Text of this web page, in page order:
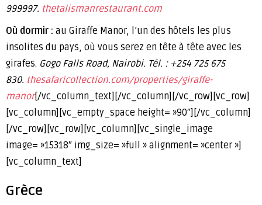
999997. thetalismanrestaurant.com
Où dormir : au Giraffe Manor, l’un des hôtels les plus
insolites du pays, où vous serez en tête à tête avec les
girafes. Gogo Falls Road, Nairobi. Tél. : +254 725 675
830. thesafaricollection.com/properties/giraffe-
manor[/vc_column_text][/vc_column][/vc_row][vc_row]
[vc_column][vc_empty_space height= »90″][/vc_column]
[/vc_row][vc_row][vc_column][vc_single_image
image= »15318″ img_size= »full » alignment= »center »]
[vc_column_text]
Grèce